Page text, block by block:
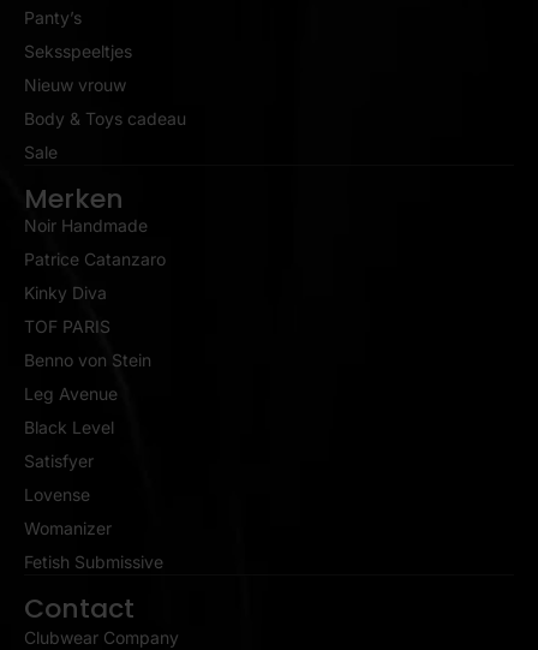
Panty’s
Seksspeeltjes
Nieuw vrouw
Body & Toys cadeau
Sale
Merken
Noir Handmade
Patrice Catanzaro
Kinky Diva
TOF PARIS
Benno von Stein
Leg Avenue
Black Level
Satisfyer
Lovense
Womanizer
Fetish Submissive
Contact
Clubwear Company